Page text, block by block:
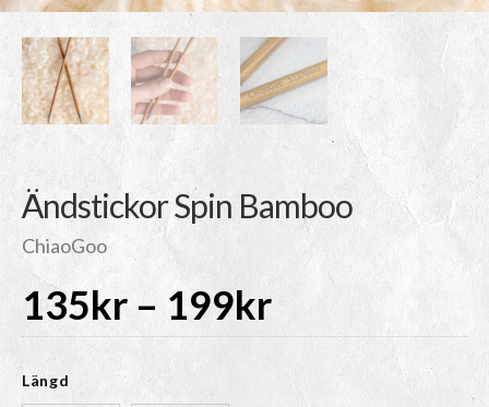
Ändstickor Spin Bamboo
ChiaoGoo
135kr – 199kr
Längd